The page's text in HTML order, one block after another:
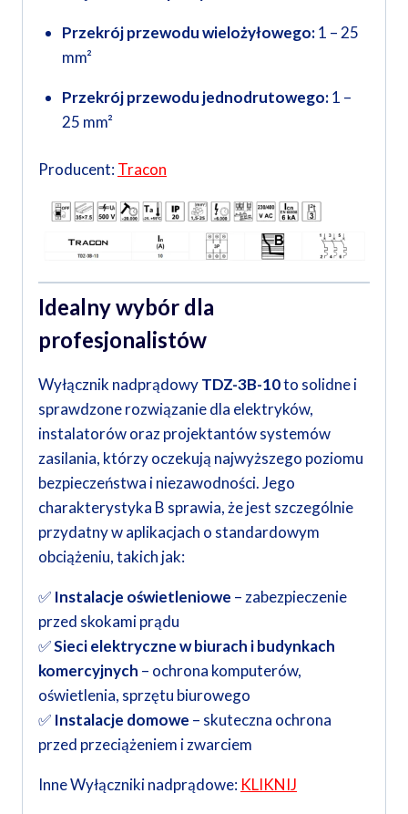
Przekrój przewodu wielożyłowego:1 – 25
mm²
Przekrój przewodu jednodrutowego:1 –
25 mm²
Producent:Tracon
Idealny wybór dla
profesjonalistów
Wyłącznik nadprądowyTDZ-3B-10to solidne i
sprawdzone rozwiązanie dla elektryków,
instalatorów oraz projektantów systemów
zasilania, którzy oczekują najwyższego poziomu
bezpieczeństwa i niezawodności. Jego
charakterystyka B sprawia, że jest szczególnie
przydatny w aplikacjach o standardowym
obciążeniu, takich jak:
✅ Instalacje oświetleniowe – zabezpieczenie
przed skokami prądu
✅Sieci elektryczne w biurach i budynkach
komercyjnych – ochrona komputerów,
oświetlenia, sprzętu biurowego
✅ Instalacje domowe – skuteczna ochrona
przed przeciążeniem i zwarciem
Inne Wyłączniki nadprądowe: KLIKNIJ